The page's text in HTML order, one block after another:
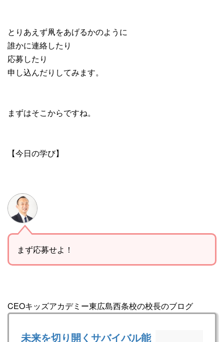
とりあえず凧をあげるかのように
誰かに連絡したり
応募したり
申し込んだりしてみます。
まずはそこからですね。
【今日の学び】
まず応募せよ！
CEOキッズアカデミー東広島西条校の校長のブログ
未来を切り開くサバイバル能